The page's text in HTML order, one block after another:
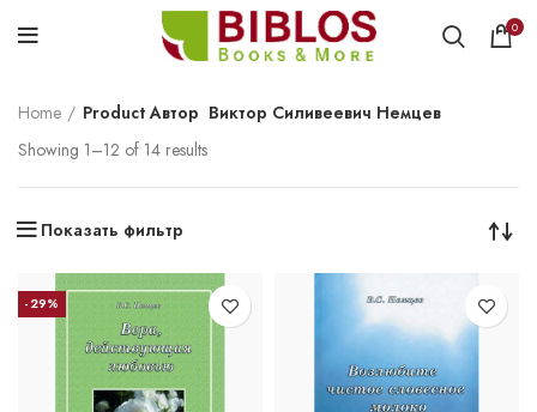
0
Home Product Автор Виктор Силивеевич Немцев
Showing 1–12 of 14 results
Показать фильтр
-29%